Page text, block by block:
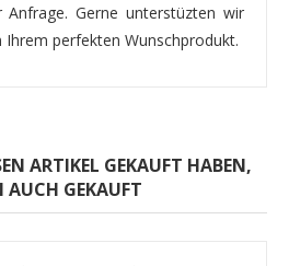
Gerne unterstüzten wir
Ihrem perfekten Wunschprodukt.
ARTIKEL GEKAUFT HABEN,
AUCH GEKAUFT